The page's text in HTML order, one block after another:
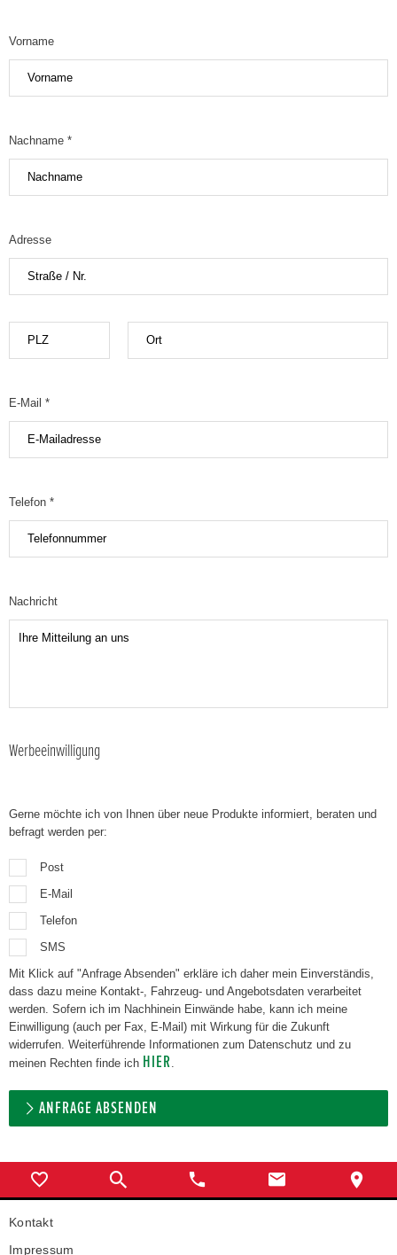
Vorname
Nachname *
Adresse
E-Mail *
Telefon *
Nachricht
Werbeeinwilligung
Gerne möchte ich von Ihnen über neue Produkte informiert, beraten und
befragt werden per:
Post
E-Mail
Telefon
SMS
Mit Klick auf "Anfrage Absenden" erkläre ich daher mein Einverständis,
dass dazu meine Kontakt-, Fahrzeug- und Angebotsdaten verarbeitet
werden. Sofern ich im Nachhinein Einwände habe, kann ich meine
Einwilligung (auch per Fax, E-Mail) mit Wirkung für die Zukunft
widerrufen. Weiterführende Informationen zum Datenschutz und zu
meinen Rechten finde ich HIER
ANFRAGE ABSENDEN
Kontakt
Impressum